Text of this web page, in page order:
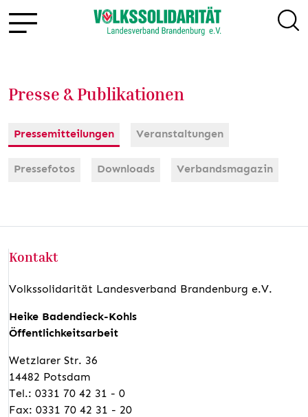
Presse & Publikationen
Pressemitteilungen Veranstaltungen
Pressefotos Downloads Verbandsmagazin
Kontakt
Volkssolidarität Landesverband Brandenburg e.V.
Heike Badendieck-Kohls
Öffentlichkeitsarbeit
Wetzlarer Str. 36
14482 Potsdam
Tel.: 0331 70 42 31 - 0
Fax: 0331 70 42 31 - 20